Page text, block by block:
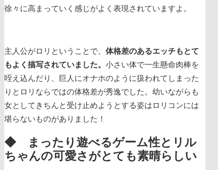
徐々に高まっていく感じがよく表現されていますよ。
主人公がロリということで、 体格差のあるエッチもとて
もよく描写されていました。 小さい体で一生懸命肉棒を
咥え込んだり、巨人にオナホのように扱われてしまった
りとロリならではの体格差が秀逸でした。幼いながらも
女としてきちんと受け止めようとする姿はロリコンには
堪らないものがありました！
◆ まったり遊べるゲーム性とリル
ちゃんの可愛さがとても素晴らしい